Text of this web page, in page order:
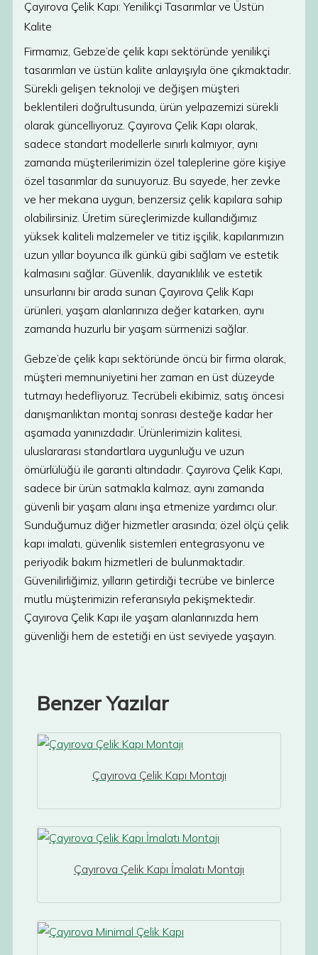
Çayırova Çelik Kapı: Yenilikçi Tasarımlar ve Üstün
Kalite
Firmamız, Gebze’de çelik kapı sektöründe yenilikçi
tasarımları ve üstün kalite anlayışıyla öne çıkmaktadır.
Sürekli gelişen teknoloji ve değişen müşteri
beklentileri doğrultusunda, ürün yelpazemizi sürekli
olarak güncelliyoruz. Çayırova Çelik Kapı olarak,
sadece standart modellerle sınırlı kalmıyor, aynı
zamanda müşterilerimizin özel taleplerine göre kişiye
özel tasarımlar da sunuyoruz. Bu sayede, her zevke
ve her mekana uygun, benzersiz çelik kapılara sahip
olabilirsiniz. Üretim süreçlerimizde kullandığımız
yüksek kaliteli malzemeler ve titiz işçilik, kapılarımızın
uzun yıllar boyunca ilk günkü gibi sağlam ve estetik
kalmasını sağlar. Güvenlik, dayanıklılık ve estetik
unsurlarını bir arada sunan Çayırova Çelik Kapı
ürünleri, yaşam alanlarınıza değer katarken, aynı
zamanda huzurlu bir yaşam sürmenizi sağlar.
Gebze’de çelik kapı sektöründe öncü bir firma olarak,
müşteri memnuniyetini her zaman en üst düzeyde
tutmayı hedefliyoruz. Tecrübeli ekibimiz, satış öncesi
danışmanlıktan montaj sonrası desteğe kadar her
aşamada yanınızdadır. Ürünlerimizin kalitesi,
uluslararası standartlara uygunluğu ve uzun
ömürlülüğü ile garanti altındadır. Çayırova Çelik Kapı,
sadece bir ürün satmakla kalmaz, aynı zamanda
güvenli bir yaşam alanı inşa etmenize yardımcı olur.
Sunduğumuz diğer hizmetler arasında; özel ölçü çelik
kapı imalatı, güvenlik sistemleri entegrasyonu ve
periyodik bakım hizmetleri de bulunmaktadır.
Güvenilirliğimiz, yılların getirdiği tecrübe ve binlerce
mutlu müşterimizin referansıyla pekişmektedir.
Çayırova Çelik Kapı ile yaşam alanlarınızda hem
güvenliği hem de estetiği en üst seviyede yaşayın.
Benzer Yazılar
Çayırova Çelik Kapı Montajı
Çayırova Çelik Kapı İmalatı Montajı